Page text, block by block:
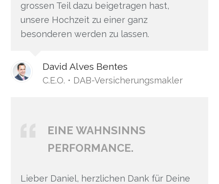
grossen Teil dazu beigetragen hast,
unsere Hochzeit zu einer ganz
besonderen werden zu lassen.
David Alves Bentes
C.E.O. • DAB-Versicherungsmakler
EINE WAHNSINNS
PERFORMANCE.
Lieber Daniel, herzlichen Dank für Deine